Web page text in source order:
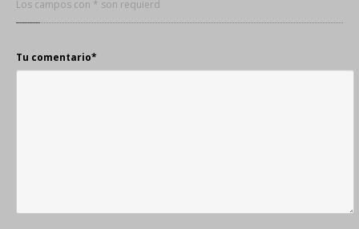
Los campos con * son requierd
Tu comentario*